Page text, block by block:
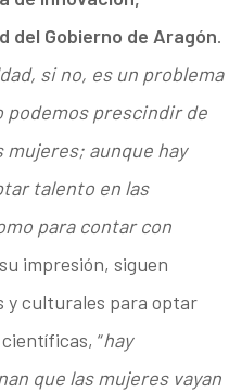
del Gobierno de Aragón.
si no, es un problema
podemos prescindir de
mujeres; aunque hay
talento en las
para contar con
impresión, siguen
y culturales para optar
“hay
que las mujeres vayan